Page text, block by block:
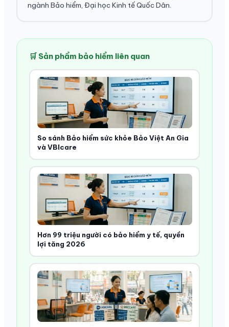
ngành Bảo hiểm, Đại học Kinh tế Quốc Dân.
🛒 Sản phẩm bảo hiểm liên quan
So sánh Bảo hiểm sức khỏe Bảo Việt An Gia
và VBIcare
Hơn 99 triệu người có bảo hiểm y tế, quyền
lợi tăng 2026